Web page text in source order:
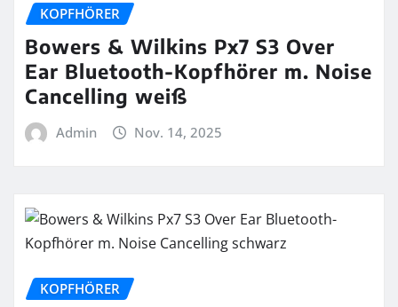
KOPFHÖRER
Bowers & Wilkins Px7 S3 Over
Ear Bluetooth-Kopfhörer m. Noise
Cancelling weiß
Admin Nov. 14, 2025
KOPFHÖRER